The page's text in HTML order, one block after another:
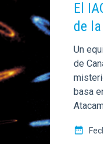
El
de
Un
de
basa